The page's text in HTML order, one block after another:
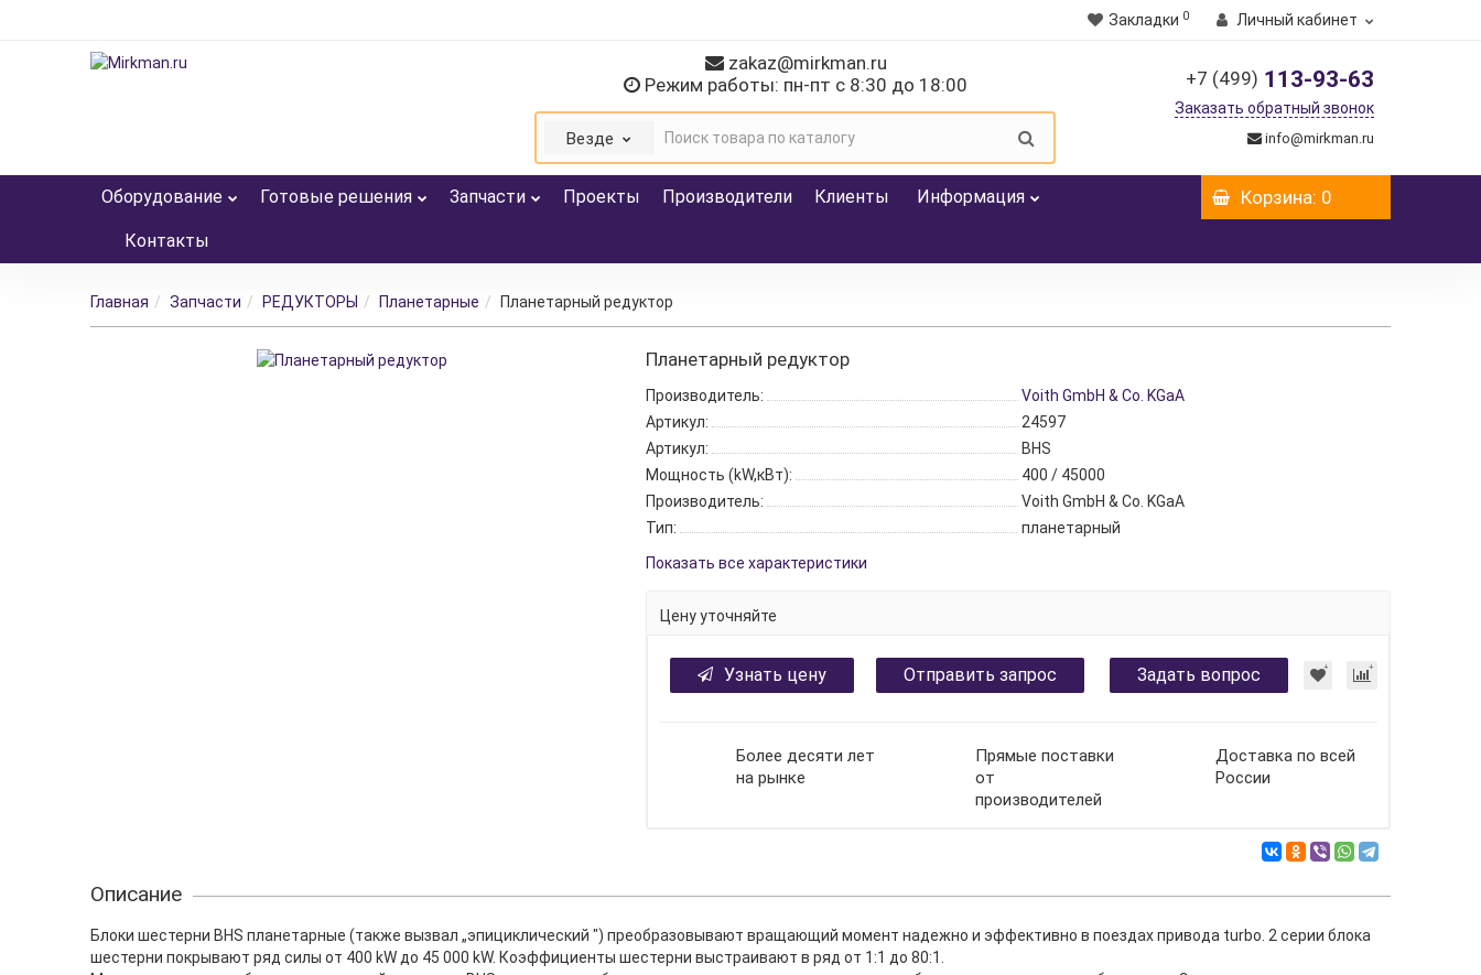
Закладки 0 Личный кабинет
zakaz@mirkman.ru
Режим работы: пн-пт с 8:30 до 18:00
Везде
+7 (499) 113-93-63
Заказать обратный звонок
info@mirkman.ru
Оборудование Готовые решения Запчасти Проекты Производители Клиенты Информация
Контакты
Корзина: 0
Главная Запчасти РЕДУКТОРЫ Планетарные Планетарный редуктор
Планетарный редуктор
Производитель:
Voith GmbH & Co. KGaA
Артикул:
24597
Артикул:
BHS
Мощность (kW,кВт):
400 / 45000
Производитель:
Voith GmbH & Co. KGaA
Тип:
планетарный
Показать все характеристики
Цену уточняйте
Узнать цену Отправить запрос Задать вопрос
Более десяти лет
на рынке
Прямые поставки
от
производителей
Доставка по всей
России
Описание
Блоки шестерни BHS планетарные (также вызвал „эпициклический ") преобразовывают вращающий момент надежно и эффективно в поездах привода turbo. 2 серии блока
шестерни покрывают ряд силы от 400 kW до 45 000 kW. Коэффициенты шестерни выстраивают в ряд от 1:1 до 80:1.